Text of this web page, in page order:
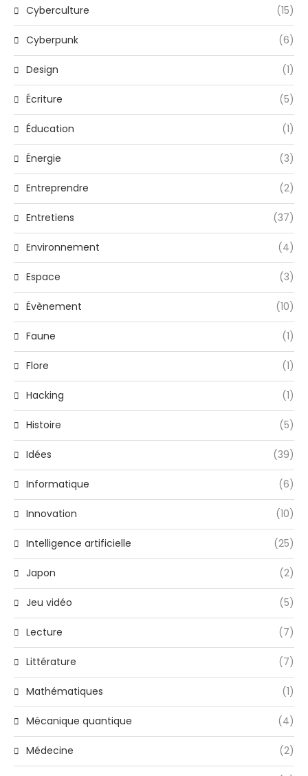
Cyberculture (15)
Cyberpunk (6)
Design (1)
Écriture (5)
Éducation (1)
Énergie (3)
Entreprendre (2)
Entretiens (37)
Environnement (4)
Espace (3)
Évènement (10)
Faune (1)
Flore (1)
Hacking (1)
Histoire (5)
Idées (39)
Informatique (6)
Innovation (10)
Intelligence artificielle (25)
Japon (2)
Jeu vidéo (5)
Lecture (7)
Littérature (7)
Mathématiques (1)
Mécanique quantique (4)
Médecine (2)